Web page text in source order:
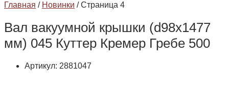
Главная / Новинки / Страница 4
Вал вакуумной крышки (d98x1477
мм) 045 Куттер Кремер Гребе 500
Артикул: 2881047